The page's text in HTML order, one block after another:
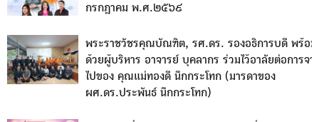
กรกฎาคม พ.ศ.๒๕๖๙
พระราชวัชรคุณบัณฑิต, รศ.ดร. รองอธิการบดี พร้อม
ด้วยผู้บริหาร อาจารย์ บุคลากร ร่วมไว้อาลัยต่อการจา
ไปของ คุณแม่ทองดี นึกกระโทก (มารดาของ
ผศ.ดร.ประพันธ์ นึกกระโทก)